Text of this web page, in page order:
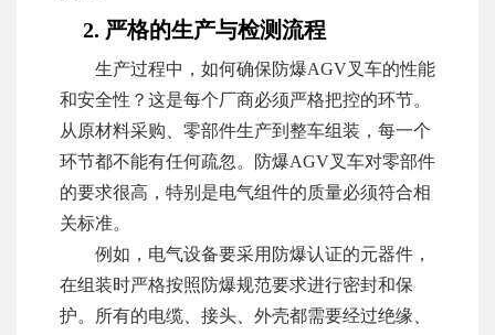
2. 严格的生产与检测流程
生产过程中，如何确保防爆AGV叉车的性能
和安全性？这是每个厂商必须严格把控的环节。
从原材料采购、零部件生产到整车组装，每一个
环节都不能有任何疏忽。防爆AGV叉车对零部件
的要求很高，特别是电气组件的质量必须符合相
关标准。
例如，电气设备要采用防爆认证的元器件，
在组装时严格按照防爆规范要求进行密封和保
护。所有的电缆、接头、外壳都需要经过绝缘、